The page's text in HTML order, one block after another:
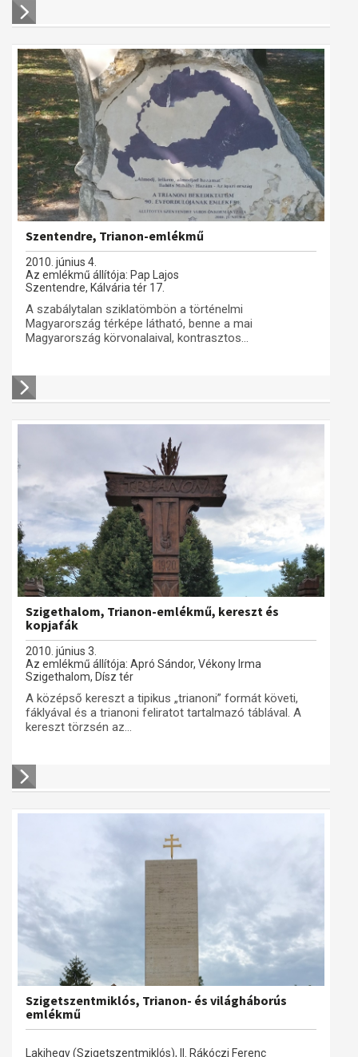
Szentendre, Trianon-emlékmű
2010. június 4.
Az emlékmű állítója: Pap Lajos
Szentendre, Kálvária tér 17.
A szabálytalan sziklatömbön a történelmi
Magyarország térképe látható, benne a mai
Magyarország körvonalaival, kontrasztos...
Szigethalom, Trianon-emlékmű, kereszt és
kopjafák
2010. június 3.
Az emlékmű állítója: Apró Sándor, Vékony Irma
Szigethalom, Dísz tér
A középső kereszt a tipikus „trianoni” formát követi,
fáklyával és a trianoni feliratot tartalmazó táblával. A
kereszt törzsén az...
Szigetszentmiklós, Trianon- és világháborús
emlékmű
Lakihegy (Szigetszentmiklós), II. Rákóczi Ferenc